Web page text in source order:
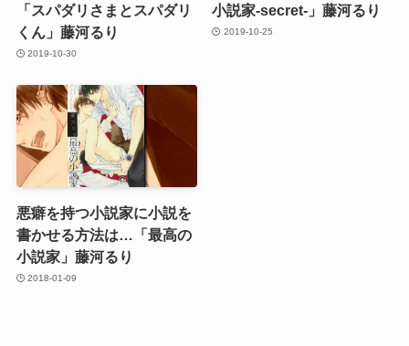
「スパダリさまとスパダリ
くん」藤河るり
2019-10-30
小説家-secret-」藤河るり
2019-10-25
悪癖を持つ小説家に小説を
書かせる方法は…「最高の
小説家」藤河るり
2018-01-09